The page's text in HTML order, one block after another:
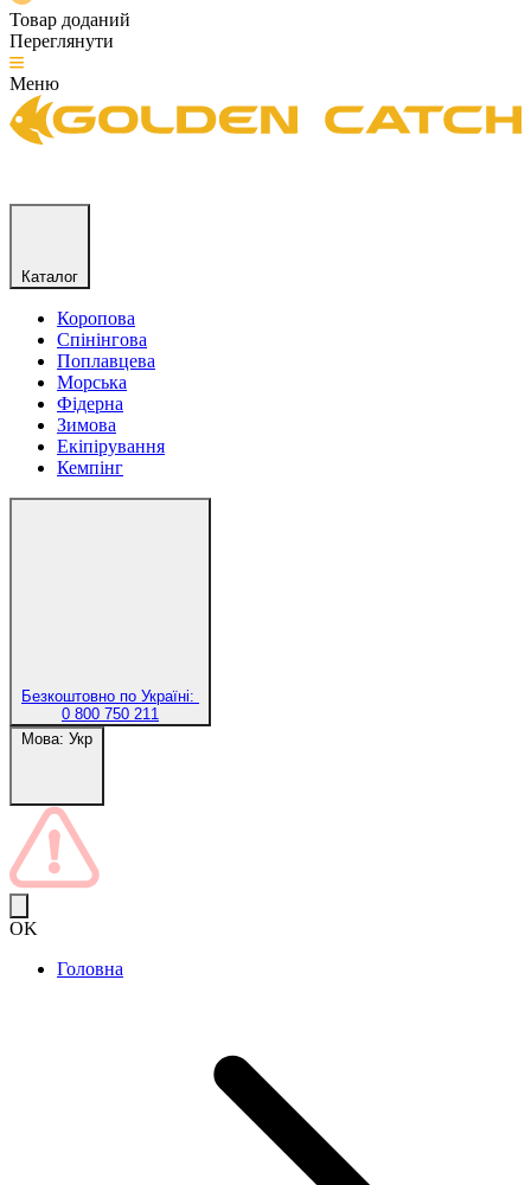
Товар доданий
Переглянути
Меню
Каталог
Коропова
Спінінгова
Поплавцева
Морська
Фідерна
Зимова
Екіпірування
Кемпінг
Безкоштовно по Україні:
0 800 750 211
Мова: Укр
OK
Головна